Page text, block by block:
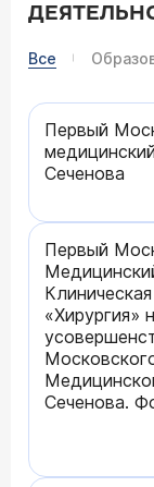
Все
Первый
Сеченова
Первый
«Хирургия»
Сеченова.